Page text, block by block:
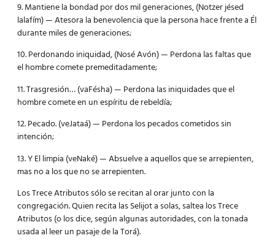
9. Mantiene la bondad por dos mil generaciones, (Notzer jésed
lalafím) — Atesora la benevolencia que la persona hace frente a Él
durante miles de generaciones;
10. Perdonando iniquidad, (Nosé Avón) — Perdona las faltas que
el hombre comete premeditadamente;
11. Trasgresión… (vaFésha) — Perdona las iniquidades que el
hombre comete en un espíritu de rebeldía;
12. Pecado. (veJataá) — Perdona los pecados cometidos sin
intención;
13. Y El limpia (veNaké) — Absuelve a aquellos que se arrepienten,
mas no a los que no se arrepienten.
Los Trece Atributos sólo se recitan al orar junto con la
congregación. Quien recita las Selijot a solas, saltea los Trece
Atributos (o los dice, según algunas autoridades, con la tonada
usada al leer un pasaje de la Torá).